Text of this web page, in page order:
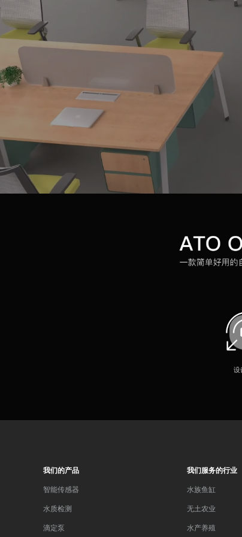
我们的产品
智能传感器
水质检测
滴定泵
我们服务的行业
水族鱼缸
无土农业
水产养殖